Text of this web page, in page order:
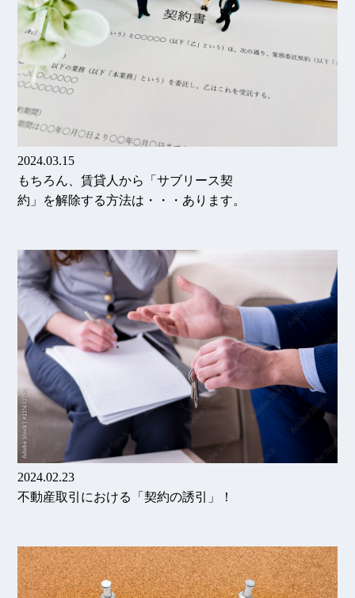
2024.03.15
もちろん、賃貸人から「サブリース契
約」を解除する方法は・・・あります。
2024.02.23
不動産取引における「契約の誘引」！